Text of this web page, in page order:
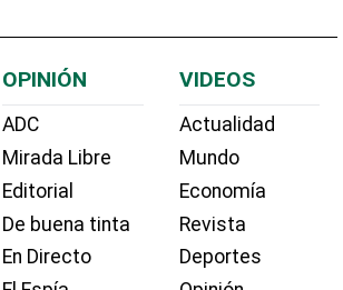
OPINIÓN
ADC
Mirada Libre
Editorial
De buena tinta
En Directo
VIDEOS
Actualidad
Mundo
Economía
Revista
Deportes